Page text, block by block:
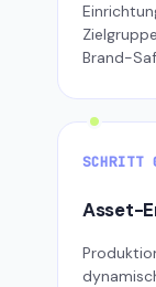
Brand-
SCHRITT
Asset-